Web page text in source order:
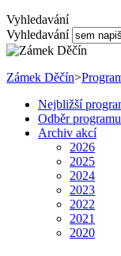
Vyhledavání
Vyhledavání
Zámek Děčín>
Nejbližší
Odběr
Archiv akcí
2026
2025
2024
2023
2022
2021
2020